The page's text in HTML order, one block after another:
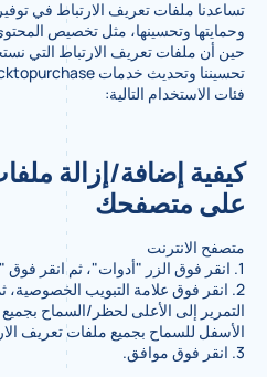
وحمايتها وتحسينها، مثل تخصيص
حين أن ملفات تعريف الارتباط التي
فئات الاستخدام التالية:
كيفية إضافة/إزالة
على متصفحك
متصفح الانترنت
1. انقر فوق الزر "أدوات"، ثم انقر فوق "خيارات الإنترنت"؛
2. انقر فوق علامة التبويب
التمرير إلى الأعلى لحظر/السماح
الأسفل للسماح بجميع ملفات تعريف
3. انقر فوق موافق.